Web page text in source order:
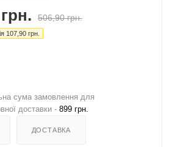
грн. 506,90грн.
107,90 грн.
сума замовлення для
доставки - 899 грн.
ДОСТАВКА